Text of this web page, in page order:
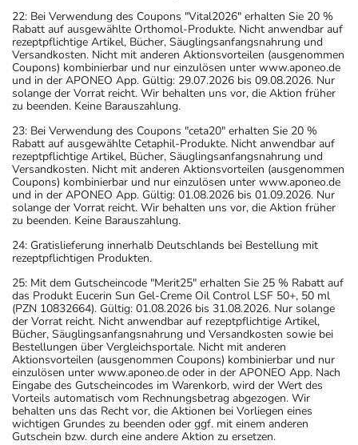
22: Bei Verwendung des Coupons "Vital2026" erhalten Sie 20 %
Rabatt auf ausgewählte Orthomol-Produkte. Nicht anwendbar auf
rezeptpflichtige Artikel, Bücher, Säuglingsanfangsnahrung und
Versandkosten. Nicht mit anderen Aktionsvorteilen (ausgenommen
Coupons) kombinierbar und nur einzulösen unter www.aponeo.de
und in der APONEO App. Gültig: 29.07.2026 bis 09.08.2026. Nur
solange der Vorrat reicht. Wir behalten uns vor, die Aktion früher
zu beenden. Keine Barauszahlung.
23: Bei Verwendung des Coupons "ceta20" erhalten Sie 20 %
Rabatt auf ausgewählte Cetaphil-Produkte. Nicht anwendbar auf
rezeptpflichtige Artikel, Bücher, Säuglingsanfangsnahrung und
Versandkosten. Nicht mit anderen Aktionsvorteilen (ausgenommen
Coupons) kombinierbar und nur einzulösen unter www.aponeo.de
und in der APONEO App. Gültig: 01.08.2026 bis 01.09.2026. Nur
solange der Vorrat reicht. Wir behalten uns vor, die Aktion früher
zu beenden. Keine Barauszahlung.
24: Gratislieferung innerhalb Deutschlands bei Bestellung mit
rezeptpflichtigen Produkten.
25: Mit dem Gutscheincode "Merit25" erhalten Sie 25 % Rabatt auf
das Produkt Eucerin Sun Gel-Creme Oil Control LSF 50+, 50 ml
(PZN 10832664). Gültig: 01.08.2026 bis 31.08.2026. Nur solange
der Vorrat reicht. Nicht anwendbar auf rezeptpflichtige Artikel,
Bücher, Säuglingsanfangsnahrung und Versandkosten sowie bei
Bestellungen über Vergleichsportale. Nicht mit anderen
Aktionsvorteilen (ausgenommen Coupons) kombinierbar und nur
einzulösen unter www.aponeo.de oder in der APONEO App. Nach
Eingabe des Gutscheincodes im Warenkorb, wird der Wert des
Vorteils automatisch vom Rechnungsbetrag abgezogen. Wir
behalten uns das Recht vor, die Aktionen bei Vorliegen eines
wichtigen Grundes zu beenden oder ggf. mit einem anderen
Gutschein bzw. durch eine andere Aktion zu ersetzen.